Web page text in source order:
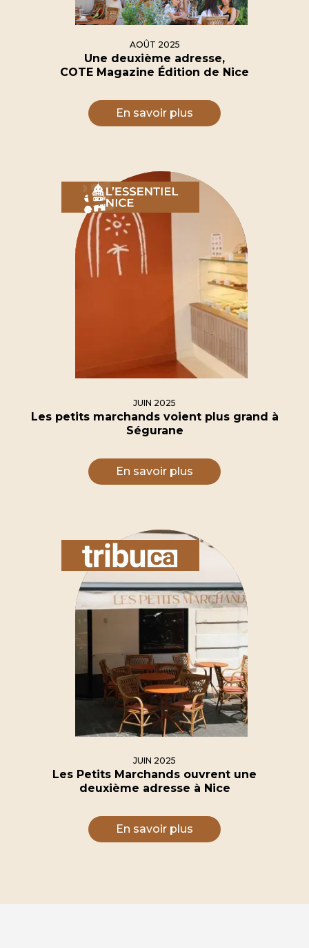
AOÛT 2025
Une deuxième adresse,
COTE Magazine Édition de Nice
En savoir plus
JUIN 2025
Les petits marchandsvoient plus grand à
Ségurane
En savoir plus
JUIN 2025
Les Petits Marchands ouvrent une
deuxième adresse à Nice
En savoir plus